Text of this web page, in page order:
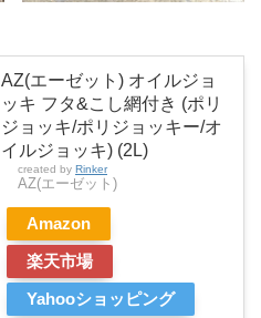
AZ(エーゼット) オイルジョ
ッキ フタ&こし網付き (ポリ
ジョッキ/ポリジョッキー/オ
イルジョッキ) (2L)
created by Rinker
AZ(エーゼット)
Amazon
楽天市場
Yahooショッピング